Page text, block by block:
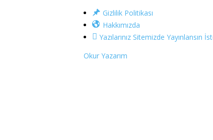
Gizlilik Politikası
Hakkımızda
Yazılarınız Sitemizde Yayınlansın
Okur Yazarım